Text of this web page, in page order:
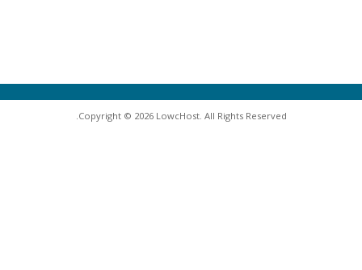
Copyright © 2026 LowcHost. All Rights Reserved.